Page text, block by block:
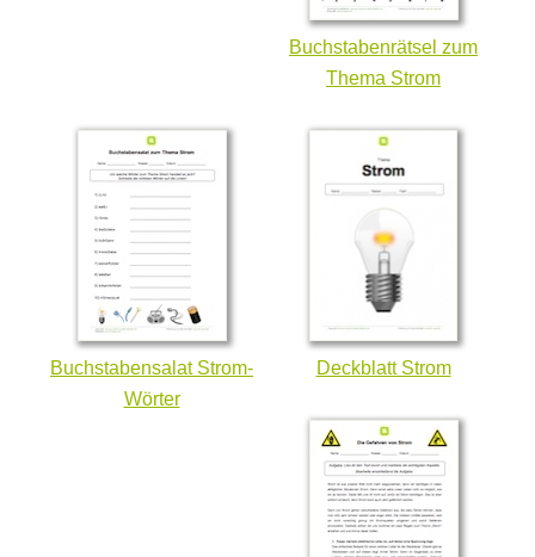
Buchstabenrätsel zum
Thema Strom
Buchstabensalat Strom-
Wörter
Deckblatt Strom